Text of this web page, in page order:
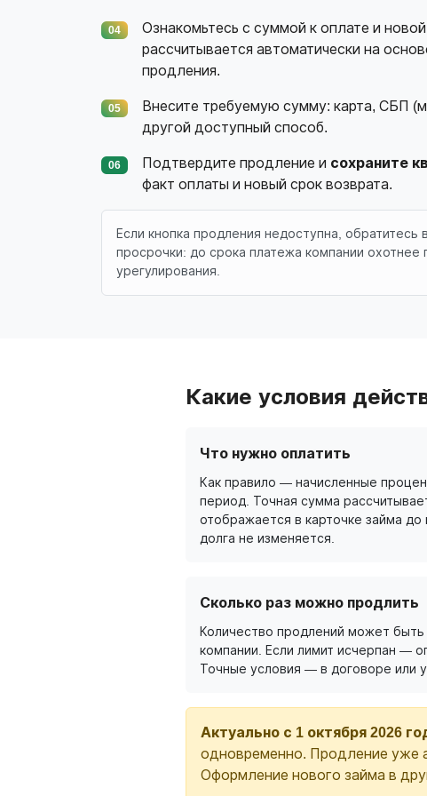
04
Ознакомьтесь с суммой к оплате и
рассчитывается автоматически на
продления.
05
Внесите требуемую сумму: карта, СБП
другой доступный способ.
06 Подтвердите продление и сохраните
факт оплаты и новый срок возврата.
Если кнопка продления недоступна,
просрочки: до срока платежа компании охотнее
урегулирования.
Какие условия
Что нужно оплатить
Как правило — начисленные
период. Точная сумма
отображается в карточке займа
долга не изменяется.
Сколько раз можно продлить
Количество продлений может быть
компании. Если лимит исчерпан —
Точные условия — в договоре или
Актуально с 1 октября 2026
одновременно. Продление уже
Оформление нового займа в